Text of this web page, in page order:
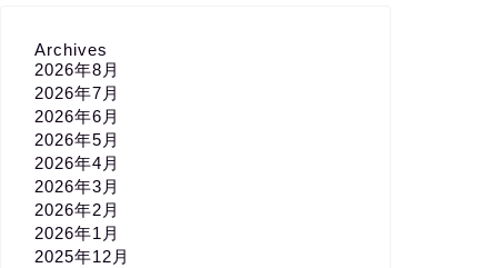
Archives
2026年8月
2026年7月
2026年6月
2026年5月
2026年4月
2026年3月
2026年2月
2026年1月
2025年12月